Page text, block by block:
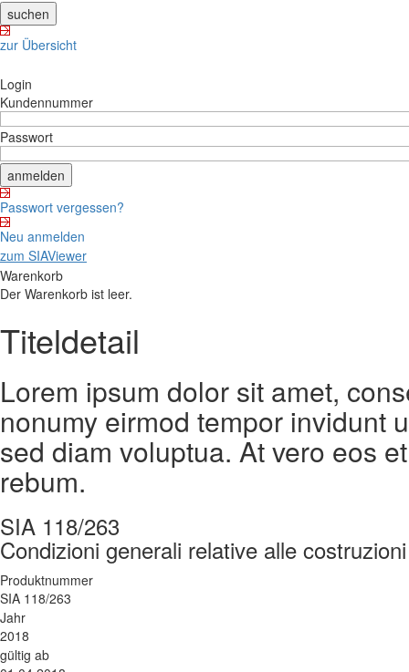
zur Übersicht
Login
Kundennummer
Passwort
Passwort vergessen?
Neu anmelden
zum SIAViewer
Warenkorb
Der Warenkorb ist leer.
Titeldetail
Lorem ipsum dolor sit amet,
nonumy eirmod tempor invidunt
sed diam voluptua. At vero eos
rebum.
SIA 118/263
Condizioni generali relative alle
Produktnummer
SIA 118/263
Jahr
2018
gültig ab